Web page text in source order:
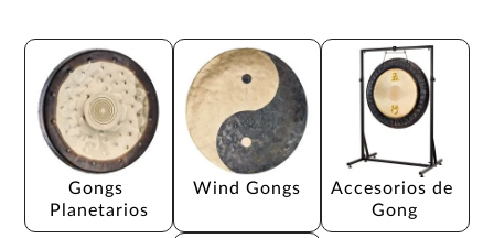
Gongs
Planetarios
Wind Gongs
Accesorios de
Gong